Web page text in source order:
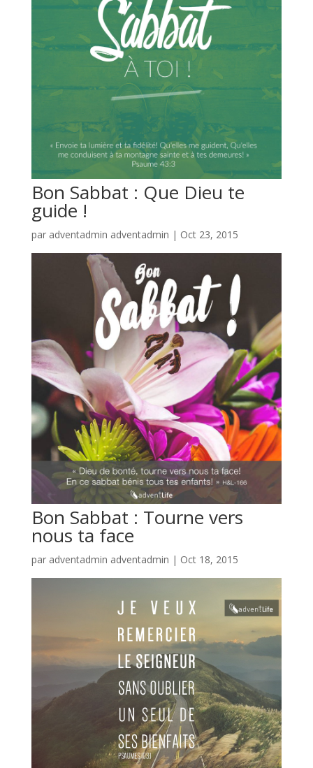
Bon Sabbat : Que Dieu te
guide !
par adventadmin adventadmin | Oct 23, 2015
Bon Sabbat : Tourne vers
nous ta face
par adventadmin adventadmin | Oct 18, 2015